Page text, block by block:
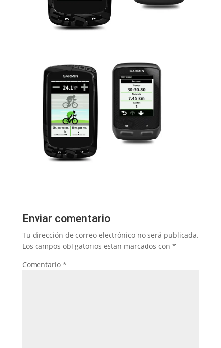
Enviar comentario
Tu dirección de correo electrónico no será publicada.
Los campos obligatorios están marcados con *
Comentario *